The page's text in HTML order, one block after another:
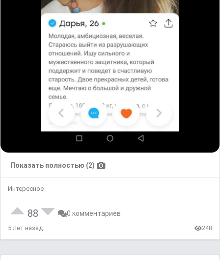
Показать полностью (2)
Интересное
88 0 комментариев
5 лет назад 248